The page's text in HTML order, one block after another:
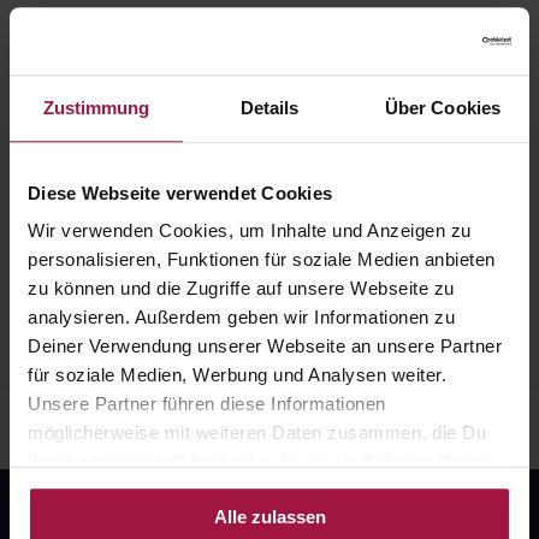
Zustimmung Details Über Cookies
Diese Webseite verwendet Cookies
Wir verwenden Cookies, um Inhalte und Anzeigen zu
personalisieren, Funktionen für soziale Medien anbieten
zu können und die Zugriffe auf unsere Webseite zu
analysieren. Außerdem geben wir Informationen zu
Deiner Verwendung unserer Webseite an unsere Partner
für soziale Medien, Werbung und Analysen weiter.
Unsere Partner führen diese Informationen
möglicherweise mit weiteren Daten zusammen, die Du
Nutzung der Dienste gesammelt haben.
Alle zulassen
Liefergebiet
Die folgenden Postleitzahlen werden durch die
Apotheke beliefert:
57234, 57290, 57299, 57520, 57567
Impressum AGB Widerrufsbelehrung Datenschutz